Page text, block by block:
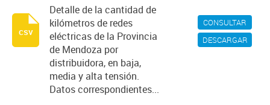
CONSULTAR
DESCARGAR
Detalle de la cantidad de
kilómetros de redes
eléctricas de la Provincia
de Mendoza por
distribuidora, en baja,
media y alta tensión.
Datos correspondientes...
csv